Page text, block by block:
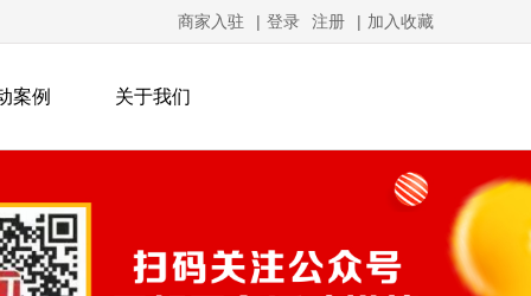
商家入驻 | 登录 注册 | 加入收藏
案例 关于我们